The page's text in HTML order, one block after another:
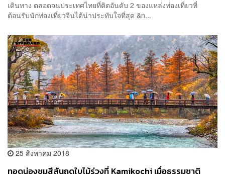
เดินทาง ตลอดจนประเทศไทยที่ติดอันดับ 2 ของแหล่งท่องเที่ยวที่
ต้อนรับนักท่องเที่ยวจีนได้น่าประทับใจที่สุด &n...
25 สิงหาคม 2018
ทอดน่องชมสีสันฤดูใบไม้ร่วงที่ Kamikochi เมื่อธรรมชาติ